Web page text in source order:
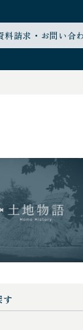
料請求・ お問い合
す